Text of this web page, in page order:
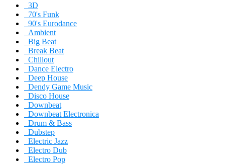
3D
70's Funk
90's Eurodance
Ambient
Big Beat
Break Beat
Chillout
Dance Electro
Deep House
Dendy Game Music
Disco House
Downbeat
Downbeat Electronica
Drum & Bass
Dubstep
Electric Jazz
Electro Dub
Electro Pop